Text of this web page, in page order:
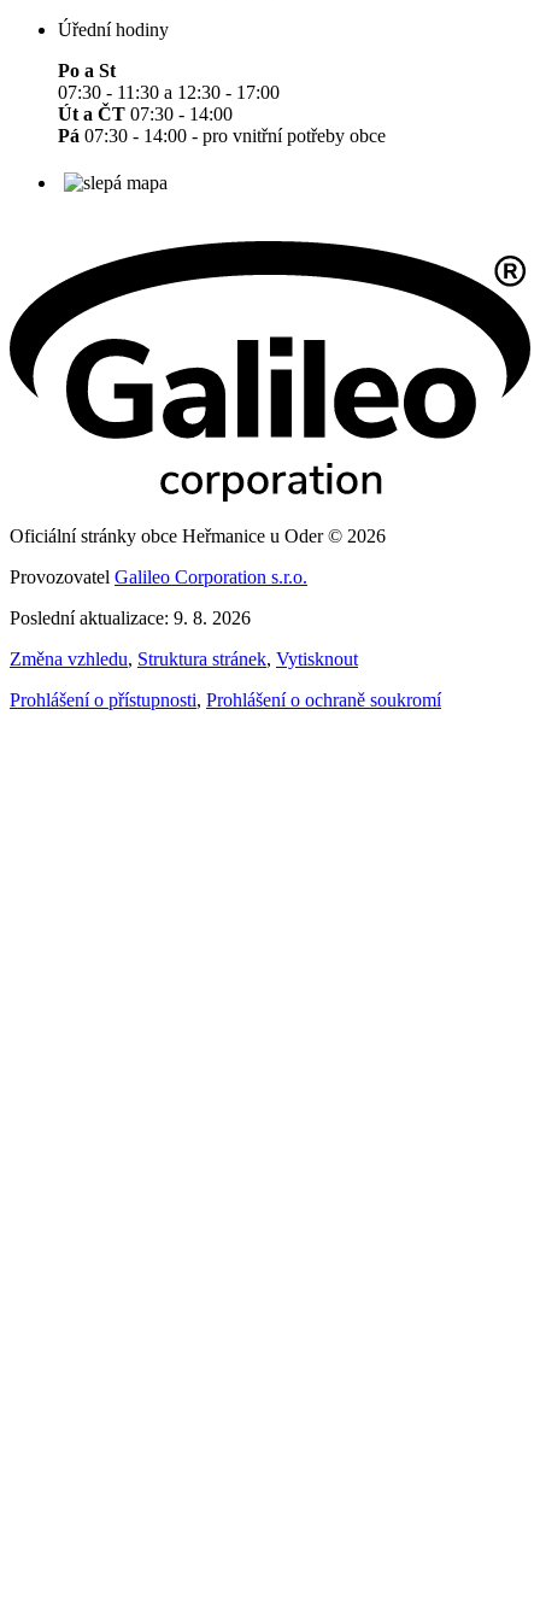
Úřední hodiny
Po a St
07:30 - 11:30 a 12:30 - 17:00
Út a ČT 07:30 - 14:00
Pá 07:30 - 14:00 - pro vnitřní potřeby obce
Oficiální stránky obce Heřmanice u Oder © 2026
Provozovatel Galileo Corporation s.r.o.
Poslední aktualizace: 9. 8. 2026
Změna vzhledu, Struktura stránek, Vytisknout
Prohlášení o přístupnosti, Prohlášení o ochraně soukromí